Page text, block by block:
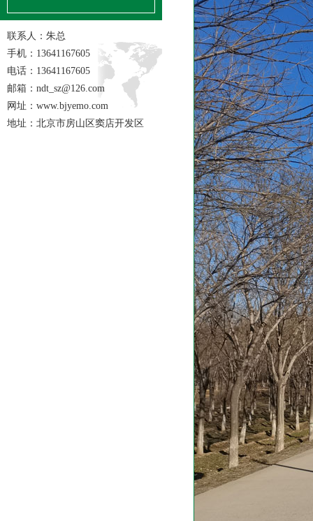
联系人：朱总
手机：13641167605
电话：13641167605
邮箱：ndt_sz@126.com
网址：www.bjyemo.com
地址：北京市房山区窦店开发区